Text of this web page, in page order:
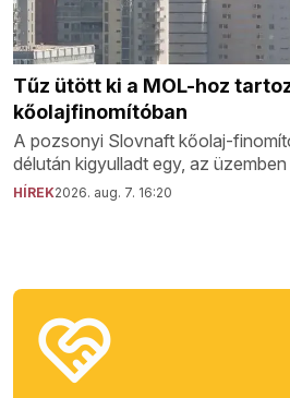
Tűz ütött ki a MOL-hoz
kőolajfinomítóban
A pozsonyi Slovnaft kőolaj-
délután kigyulladt egy, az
HÍREK2026. aug. 7. 16:20